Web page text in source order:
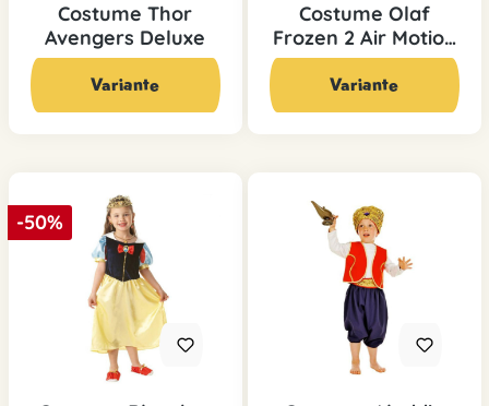
Costume Thor
Avengers Deluxe
De 39,90 CHF*
Variante
Costume Olaf
Frozen 2 Air Motion
Dress
59,95 CHF*
Variante
-50%